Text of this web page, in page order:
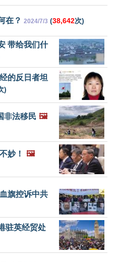
在？ 2024/7/3 (38,642次)
带给我们什
的反日者坦
)
非法移民 🖼️
妙！ 🖼️
旗控诉中共
驻英经贸处